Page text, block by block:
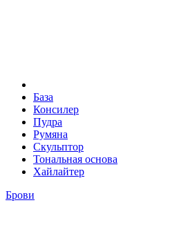
База
Консилер
Пудра
Румяна
Скульптор
Тональная основа
Хайлайтер
Брови